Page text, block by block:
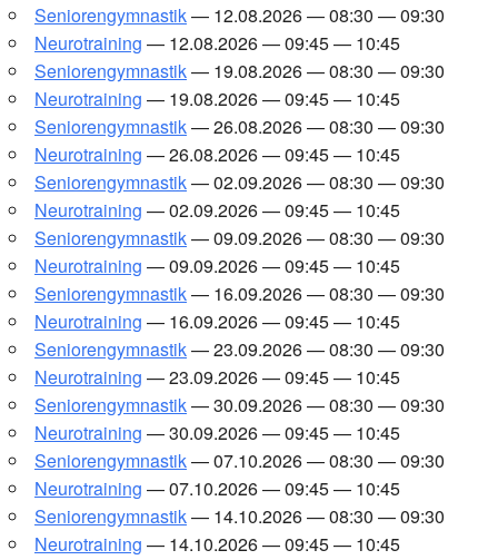
Senio­ren­gym­nas­tik— 12.08.2026 — 08:30 — 09:30
Neu­ro­trai­ning — 12.08.2026 — 09:45 — 10:45
Senio­ren­gym­nas­tik— 19.08.2026 — 08:30 — 09:30
Neu­ro­trai­ning — 19.08.2026 — 09:45 — 10:45
Senio­ren­gym­nas­tik— 26.08.2026 — 08:30 — 09:30
Neu­ro­trai­ning — 26.08.2026 — 09:45 — 10:45
Senio­ren­gym­nas­tik— 02.09.2026 — 08:30 — 09:30
Neu­ro­trai­ning — 02.09.2026 — 09:45 — 10:45
Senio­ren­gym­nas­tik— 09.09.2026 — 08:30 — 09:30
Neu­ro­trai­ning — 09.09.2026 — 09:45 — 10:45
Senio­ren­gym­nas­tik— 16.09.2026 — 08:30 — 09:30
Neu­ro­trai­ning — 16.09.2026 — 09:45 — 10:45
Senio­ren­gym­nas­tik— 23.09.2026 — 08:30 — 09:30
Neu­ro­trai­ning — 23.09.2026 — 09:45 — 10:45
Senio­ren­gym­nas­tik— 30.09.2026 — 08:30 — 09:30
Neu­ro­trai­ning — 30.09.2026 — 09:45 — 10:45
Senio­ren­gym­nas­tik— 07.10.2026 — 08:30 — 09:30
Neu­ro­trai­ning — 07.10.2026 — 09:45 — 10:45
Senio­ren­gym­nas­tik— 14.10.2026 — 08:30 — 09:30
Neu­ro­trai­ning — 14.10.2026 — 09:45 — 10:45